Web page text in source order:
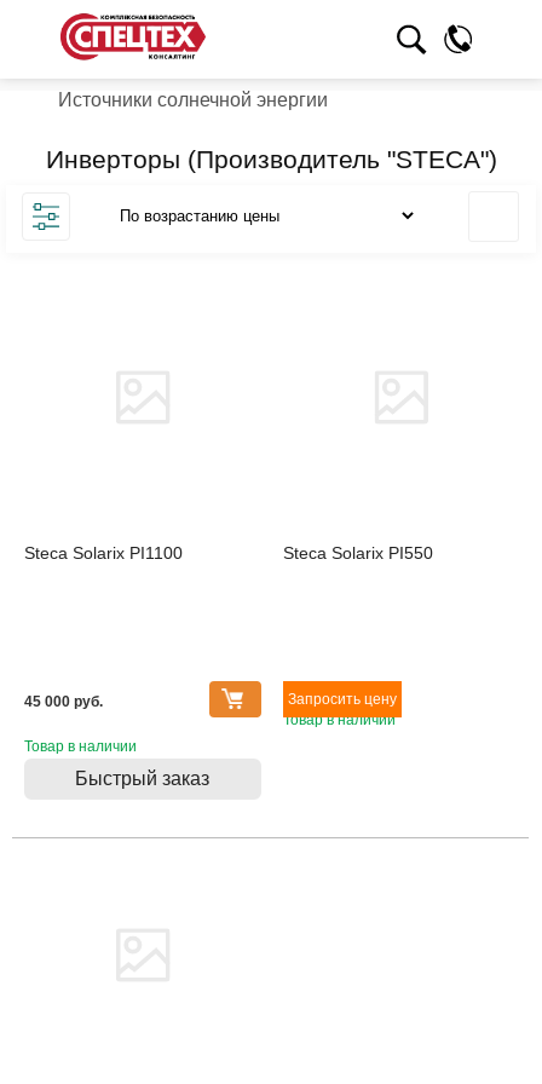
Источники солнечной энергии
Инверторы (Производитель "STECA")
Steca Solarix PI1100
45 000 pуб.
Товар в наличии
Быстрый заказ
Steca Solarix PI550
Товар в наличии